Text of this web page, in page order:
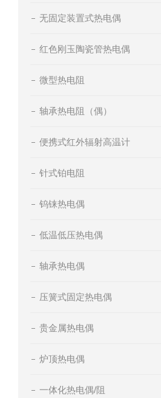
无固定装置式热电偶
红色刚玉陶瓷管热电偶
微型热电阻
轴承热电阻（偶）
便携式红外辐射高温计
针式铂电阻
钨铼热电偶
低温低压热电偶
轴承热电偶
压簧式固定热电偶
贵金属热电偶
炉顶热电偶
一体化热电偶/阻